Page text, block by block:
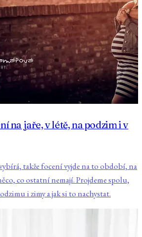
na jaře, v létě, na podzim i v
takže focení vyjde na to období, na
co ostatní nemají. Projdeme spolu,
i zimy a jak si to nachystat.